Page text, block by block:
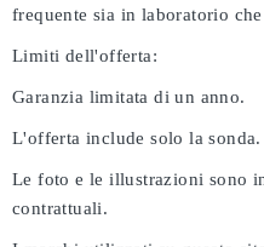
frequente sia in laboratorio
Limiti dell'offerta:
Garanzia limitata di un anno.
L'offerta include solo la sonda.
Le foto e le illustrazioni sono
contrattuali.